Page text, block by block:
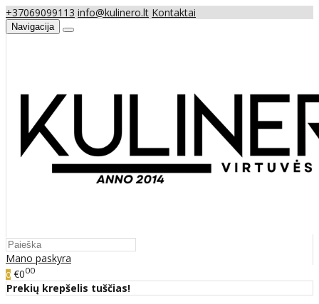
+37069099113 info@kulinero.lt Kontaktai
Navigacija
Mano paskyra
0 €000
Prekių krepšelis tuščias!